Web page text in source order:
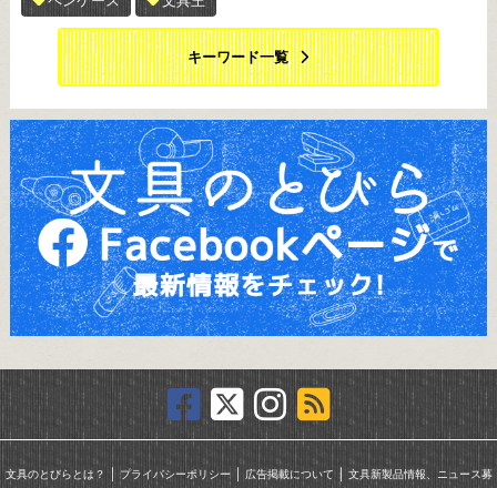
キーワード一覧
文具のとびらとは？ ｜ プライバシーポリシー｜ 広告掲載について ｜ 文具新製品情報、ニュース募